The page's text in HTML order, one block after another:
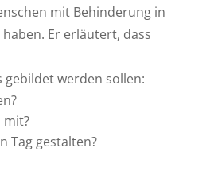
mit Behinderung in
Er erläutert, dass
gebildet werden sollen:
mit?
Tag gestalten?